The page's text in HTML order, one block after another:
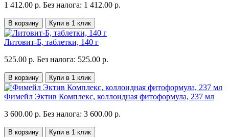
1 412.00 р. Без налога: 1 412.00 р.
В корзину Купи в 1 клик
Литовит-Б, таблетки, 140 г
525.00 р. Без налога: 525.00 р.
В корзину Купи в 1 клик
Фимейл Эктив Комплекс, коллоидная фитоформула, 237 мл
3 600.00 р. Без налога: 3 600.00 р.
В корзину Купи в 1 клик